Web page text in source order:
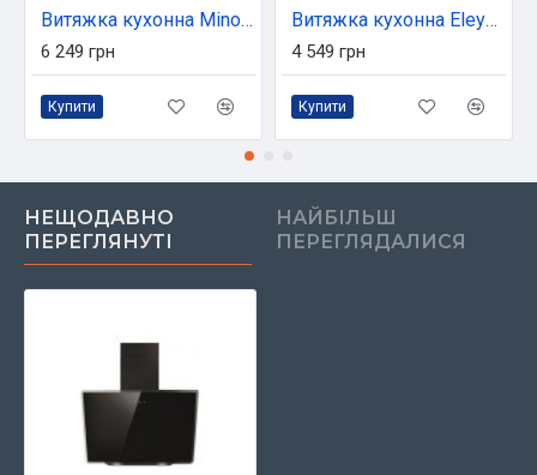
Витяжка кухонна Minola HVS 6612 WH 1000 LED
6 249 грн
Купити
Витяжка кухонна Eleyus LOTUS 1200 60 BG
4 549 грн
Купити
НЕЩОДАВНО
ПЕРЕГЛЯНУТІ
НАЙБІЛЬШ
ПЕРЕГЛЯДАЛИСЯ